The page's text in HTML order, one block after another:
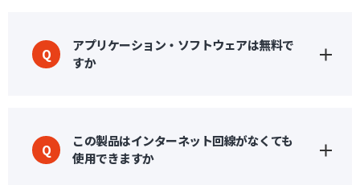
Q
アプリケーション・ソフトウェアは無料で
すか
Q
この製品はインターネット回線がなくても
使用できますか